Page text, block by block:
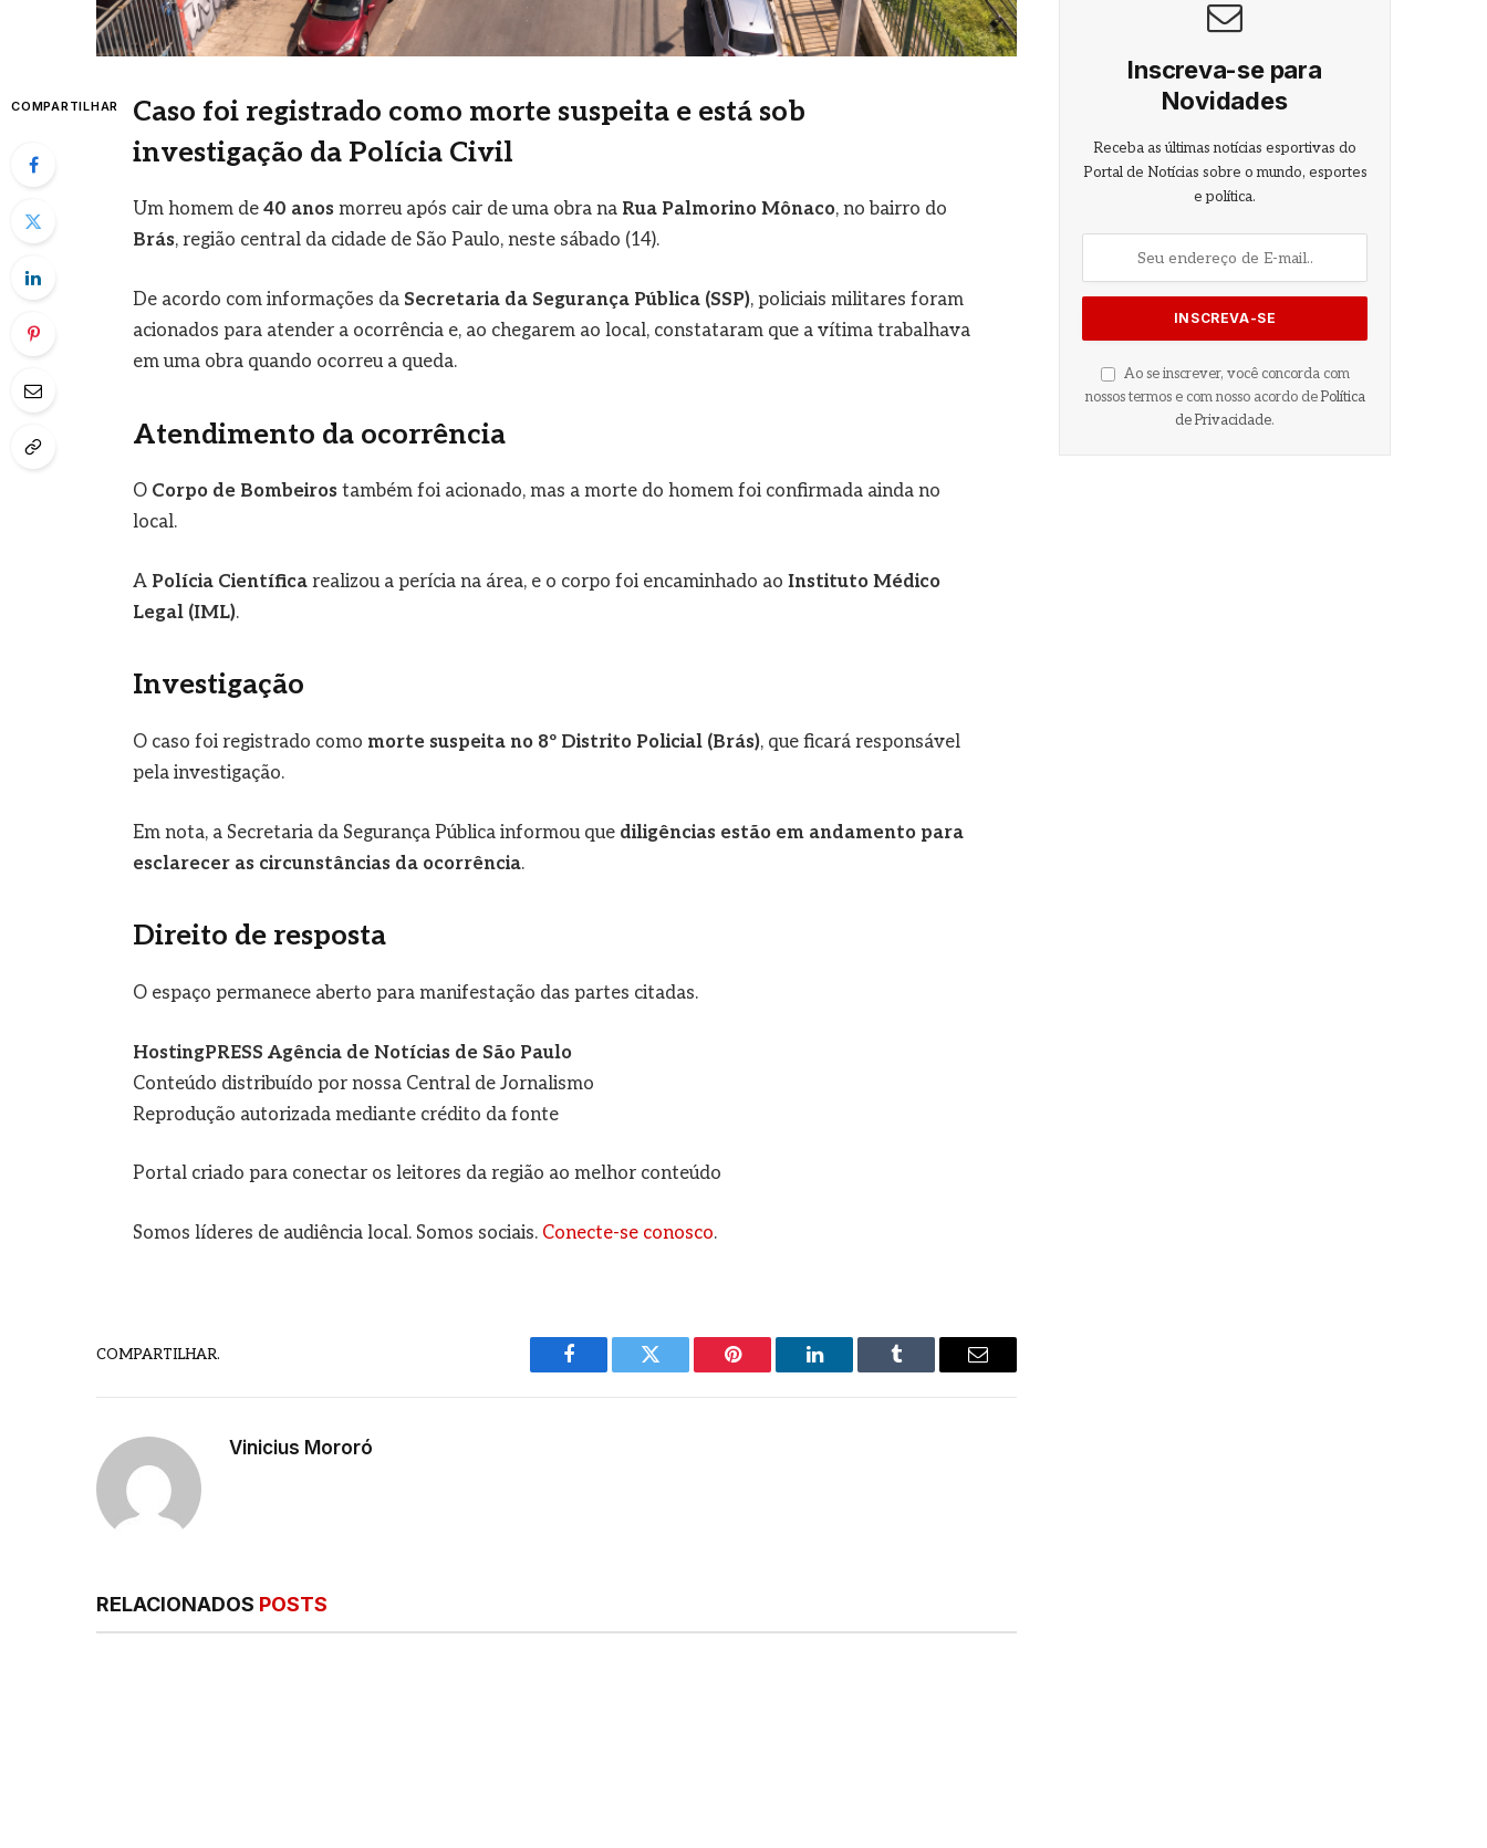
COMPARTILHAR
Caso foi registrado como morte suspeita e está sob
investigação da Polícia Civil
Um homem de 40 anosmorreu após cair de uma obra na Rua Palmorino Mônaco, no bairro do
Brás, região central da cidade de São Paulo, neste sábado (14).
De acordo com informações da Secretaria da Segurança Pública (SSP), policiais militares foram
acionados para atender a ocorrência e, ao chegarem ao local, constataram que a vítima trabalhava
em uma obra quando ocorreu a queda.
Atendimento da ocorrência
O Corpo de Bombeirostambém foi acionado, mas a morte do homem foi confirmada ainda no
local.
A Polícia Científicarealizou a perícia na área, e o corpo foi encaminhado ao Instituto Médico
Legal (IML).
Investigação
O caso foi registrado como morte suspeita no 8º Distrito Policial (Brás), que ficará responsável
pela investigação.
Em nota, a Secretaria da Segurança Pública informou que diligências estão em andamento para
esclarecer as circunstâncias da ocorrência.
Direito de resposta
O espaço permanece aberto para manifestação das partes citadas.
HostingPRESS Agência de Notícias de São Paulo
Conteúdo distribuído por nossa Central de Jornalismo
Reprodução autorizada mediante crédito da fonte
Portal criado para conectar os leitores da região ao melhor conteúdo
Somos líderes de audiência local. Somos sociais. Conecte-se conosco.
COMPARTILHAR.
Facebook Twitter Pinterest LinkedIn Tumblr
E-
Vinicius Mororó
RELACIONADOS POSTS
Inscreva-se para
Novidades
Receba as últimas notícias esportivas do
Portal de Notícias sobre o mundo, esportes
e política.
Ao se inscrever, você concorda com
nossos termos e com nosso acordo de Política
de Privacidade.